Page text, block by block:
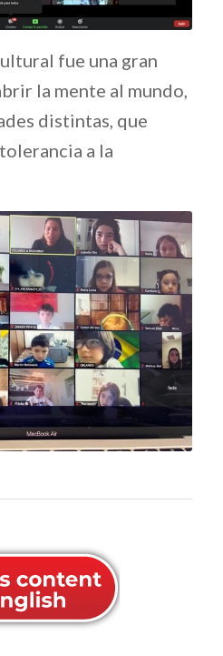
fue una gran
la mente al mundo,
distintas, que
a la